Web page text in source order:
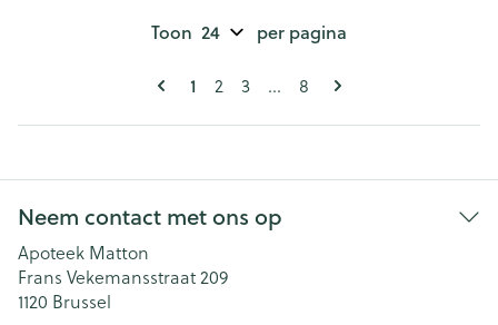
Pagina's
U lees momenteel pagina
1 Pagina
2 Pagina
3 ... Pagina
8
Toon per pagina
Neem contact met ons op
Apoteek Matton
Frans Vekemansstraat 209
1120 Brussel